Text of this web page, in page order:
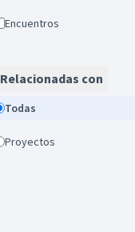
Encuentros
Relacionadas con
Todas
Proyectos